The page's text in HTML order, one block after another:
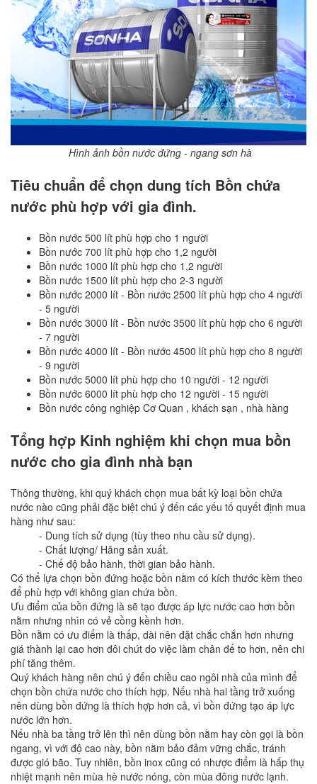
​ Hình ảnh bồn nước đứng - ngang sơn hà
Tiêu chuẩn để chọn dung tích Bồn chứa
nước phù hợp với gia đình.
Bồn nước 500 lít phù hợp cho 1 người
Bồn nước 700 lít phù hợp cho 1,2 người
Bồn nước 1000 lít phù hợp cho 1,2 người
Bồn nước 1500 lít phù hợp cho 2-3 người
Bồn nước 2000 lít - Bồn nước 2500 lít phù hợp cho 4 người
- 5 người
Bồn nước 3000 lít - Bồn nước 3500 lít phù hợp cho 6 người
- 7 người
Bồn nước 4000 lít - Bồn nước 4500 lít phù hợp cho 8 người
- 9 người
Bồn nước 5000 lít phù hợp cho 10 người - 12 người
Bồn nước 6000 lít phù hợp cho 12 người - 15 người
Bồn nước công nghiệp Cơ Quan , khách sạn , nhà hàng
Tổng hợp Kinh nghiệm khi chọn mua bồn
nước cho gia đình nhà bạn
Thông thường, khi quý khách chọn mua bất kỳ loại bồn chứa
nước nào cũng phải đặc biệt chú ý đến các yếu tố quyết định mua
hàng như sau:
- Dung tích sử dụng (tùy theo nhu cầu sử dụng).
- Chất lượng/ Hãng sản xuất.
- Chế độ bảo hành, thời gian bảo hành.
Có thể lựa chọn bồn đứng hoặc bồn nằm có kích thước kèm theo
để phù hợp với không gian chứa bồn.
Ưu điểm của bồn đứng là sẽ tạo được áp lực nước cao hơn bồn
nằm nhưng nhìn có vẻ cồng kềnh hơn.
Bồn nằm có ưu điểm là thấp, dài nên đặt chắc chắn hơn nhưng
giá thành lại cao hơn đôi chút do việc làm chân đế to hơn, nên chi
phí tăng thêm.
Quý khách hàng nên chú ý đến chiều cao ngôi nhà của mình để
chọn bồn chứa nước cho thích hợp. Nếu nhà hai tầng trở xuống
nên dùng bồn đứng là thích hợp hơn cả, vì bồn đứng tạo áp lực
nước lớn hơn.
Nếu nhà ba tầng trở lên thì nên dùng bồn nằm hay còn gọi là bồn
ngang, vì với độ cao này, bồn nằm bảo đảm vững chắc, tránh
được gió bão. Tuy nhiên, bồn inox cũng có nhược điểm là hấp thụ
nhiệt mạnh nên mùa hè nước nóng, còn mùa đông nước lạnh.